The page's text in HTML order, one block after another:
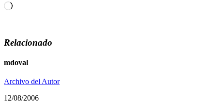
Cargando...
Relacionado
mdoval
Archivo del Autor
12/08/2006